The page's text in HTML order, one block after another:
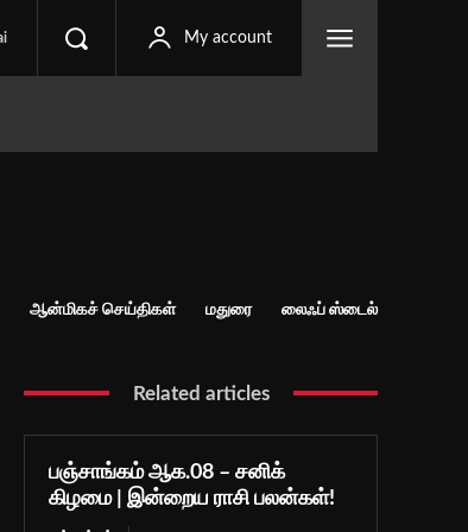
My account
ஆன்மிகச் செய்திகள் மதுரை லைஃப் ஸ்டைல்
Related articles
பஞ்சாங்கம் ஆக.08 – சனிக்
கிழமை | இன்றைய ராசி பலன்கள்!